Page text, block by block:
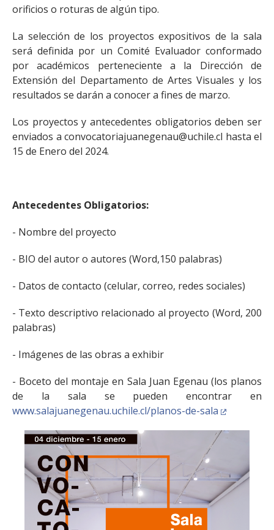
orificios o roturas de algún tipo.
La selección de los proyectos expositivos de la sala
será definida por un Comité Evaluador conformado
por académicos perteneciente a la Dirección de
Extensión del Departamento de Artes Visuales y los
resultados se darán a conocer a fines de marzo.
Los proyectos y antecedentes obligatorios deben ser
enviados a convocatoriajuanegenau@uchile.cl hasta el
15 de Enero del 2024.
Antecedentes Obligatorios:
- Nombre del proyecto
- BIO del autor o autores (Word,150 palabras)
- Datos de contacto (celular, correo, redes sociales)
- Texto descriptivo relacionado al proyecto (Word, 200
palabras)
- Imágenes de las obras a exhibir
- Boceto del montaje en Sala Juan Egenau (los planos
de la sala se pueden encontrar en
www.salajuanegenau.uchile.cl/planos-de-sala